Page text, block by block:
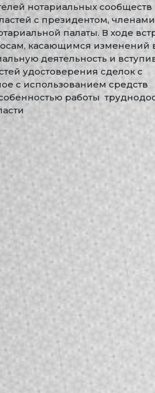
нотариальных сообществ
с президентом,
палаты. В ходе
касающимся изменений
деятельность и
удостоверения сделок с
с использованием средств
работы